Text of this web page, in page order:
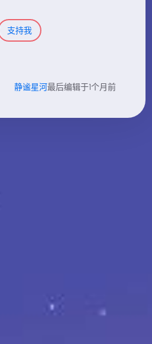
支持我
静谧星河最后编辑于1个月前